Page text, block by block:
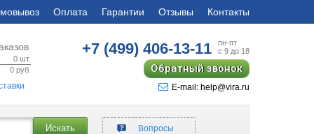
Оплата Гарантии Отзывы Контакты
0 шт.
0 руб.
+7 (499)406-13-11
пн-пт
с 9 до 18
Обратный звонок
E-mail: help@vira.ru
Искать Вопросы